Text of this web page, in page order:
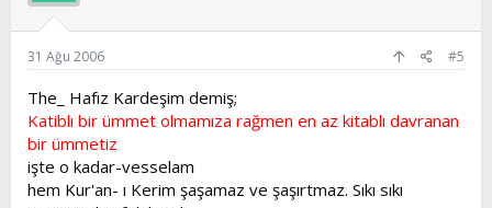
31 Ağu 2006 #5
The_ Hafız Kardeşim demiş;
Katiblı bir ümmet olmamıza rağmen en az kitablı davranan
bir ümmetiz
işte o kadar-vesselam
hem Kur'an- ı Kerim şaşamaz ve şaşırtmaz. Sıkı sıkı